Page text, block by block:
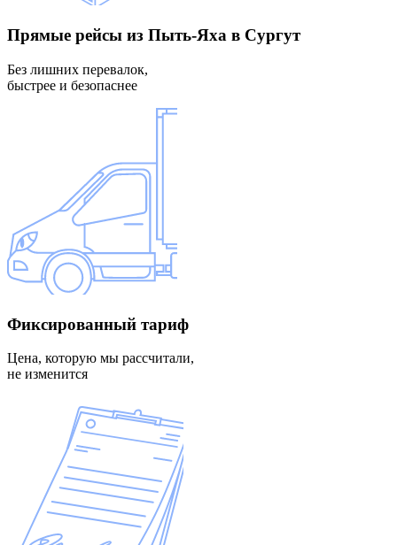
Прямые рейсы из Пыть-Яха в Сургут
Без лишних перевалок,
быстрее и безопаснее
Фиксированный тариф
Цена, которую мы рассчитали,
не изменится